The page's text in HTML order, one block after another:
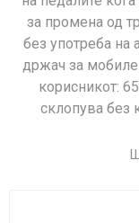
за промена од
без употреба на
држач за
корисникот:
склопува без